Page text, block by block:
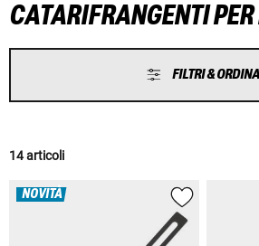
CATARIFRANGENTI PER
FILTRI & ORDINA
14 articoli
NOVITÀ